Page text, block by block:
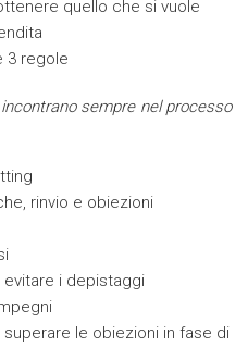
quello che si vuole
3 regole
sempre nel processo
rinvio e obiezioni
evitare i depistaggi
le obiezioni in fase di